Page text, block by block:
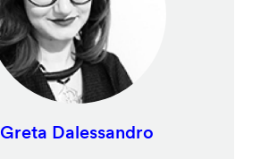
Greta Dalessandro